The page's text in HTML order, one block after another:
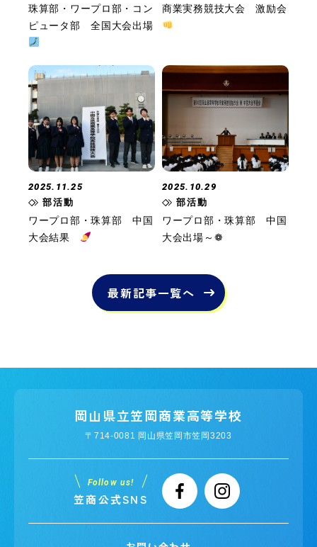
珠算部・ワープロ部・コン
ピュータ部 全国大会出場
商業実務競技大会 激励会
2025.11.25
部活動
ワープロ部・珠算部 中国
大会結果
2025.10.29
部活動
ワープロ部・珠算部 中国
大会出場～❁
最新記事一覧へ
岡山県立笠岡商業高等学校
〒714-0081 岡山県笠岡市笠岡3203
Follow us!
笠商公式SNS